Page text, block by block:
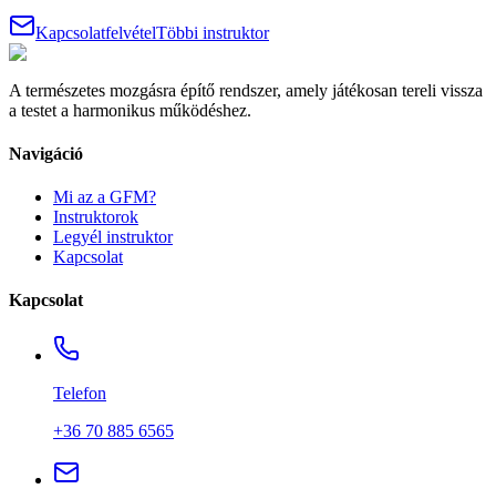
KapcsolatfelvételTöbbi instruktor
A természetes mozgásra építő rendszer, amely játékosan tereli vissza
a testet a harmonikus működéshez.
Navigáció
Mi az a GFM?
Instruktorok
Legyél instruktor
Kapcsolat
Kapcsolat
Telefon
+36 70 885 6565